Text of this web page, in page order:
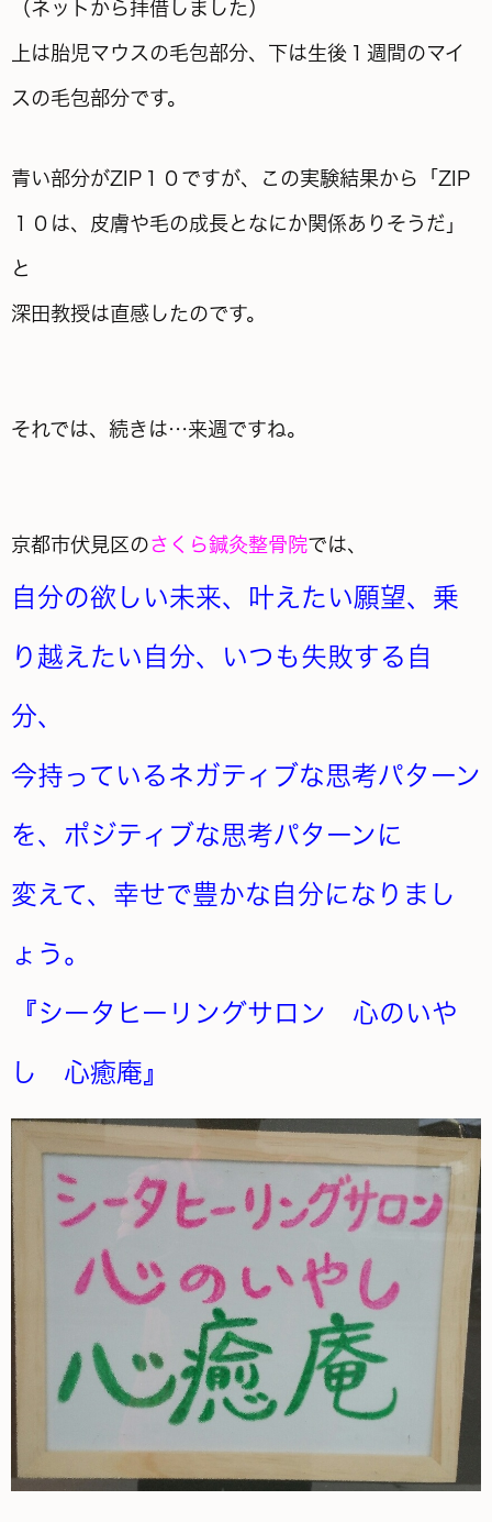
（ネットから拝借しました）
上は胎児マウスの毛包部分、下は生後１週間のマイ
スの毛包部分です。
青い部分がZIP１０ですが、この実験結果から「ZIP
１０は、皮膚や毛の成長となにか関係ありそうだ」
と
深田教授は直感したのです。
それでは、続きは…来週ですね。
京都市伏見区のさくら鍼灸整骨院では、
自分の欲しい未来、叶えたい願望、乗
り越えたい自分、いつも失敗する自
分、
今持っているネガティブな思考パターン
を、ポジティブな思考パターンに
変えて、幸せで豊かな自分になりまし
ょう。
『シータヒーリングサロン 心のいや
し 心癒庵』